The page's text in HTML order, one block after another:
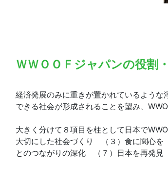
ＷＷＯＯＦジャパンの役割
経済発展のみに重きが置かれているよう
できる社会が形成されることを望み、
大きく分けて８項目を柱として日本で
大切にした社会づくり （３）食に関心
とのつながりの深化 （７）日本を再発